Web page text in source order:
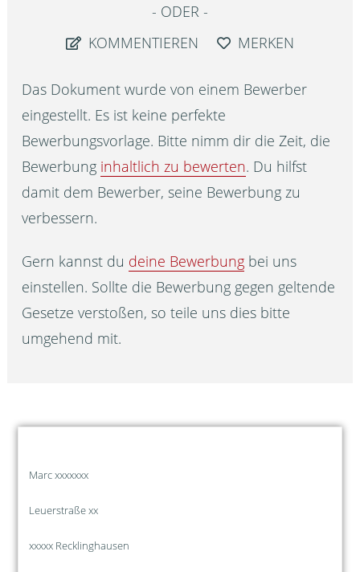
ODER
KOMMENTIEREN
MERKEN
Das Dokument wurde von einem Bewerber
eingestellt. Es ist keine perfekte
Bewerbungsvorlage. Bitte nimm dir die Zeit, die
Bewerbung inhaltlich zu bewerten. Du hilfst
damit dem Bewerber, seine Bewerbung zu
verbessern.
Gern kannst du deine Bewerbung bei uns
einstellen. Sollte die Bewerbung gegen geltende
Gesetze verstoßen, so teile uns dies bitte
umgehend mit.
Marc xxxxxxx
Leuerstraße xx
xxxxx Recklinghausen